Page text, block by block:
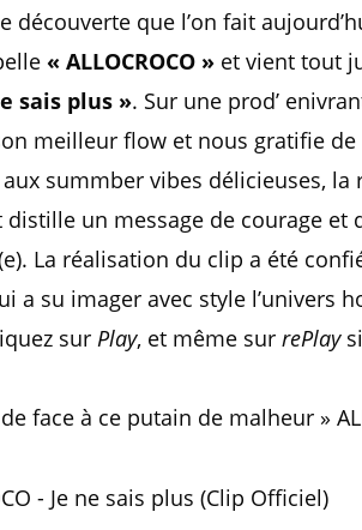
découverte que l’on fait
« ALLOCROCO » et vient tout
sais plus ». Sur une prod’
meilleur flow et nous gratifie
summber vibes délicieuses, la
distille un message de courage et
La réalisation du clip a été
a su imager avec style l’univers
sur Play, et même sur rePlay
face à ce putain de malheur »
- Je ne sais plus (Clip Officiel)